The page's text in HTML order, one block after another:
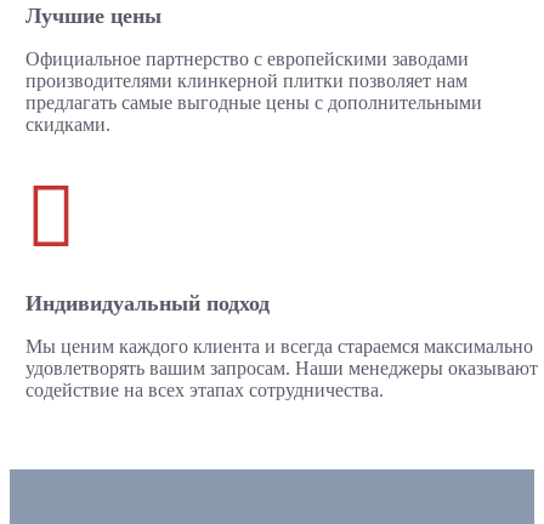
Лучшие цены
Официальное партнерство с европейскими заводами
производителями клинкерной плитки позволяет нам
предлагать самые выгодные цены с дополнительными
скидками.

Индивидуальный подход
Мы ценим каждого клиента и всегда стараемся максимально
удовлетворять вашим запросам. Наши менеджеры оказывают
содействие на всех этапах сотрудничества.